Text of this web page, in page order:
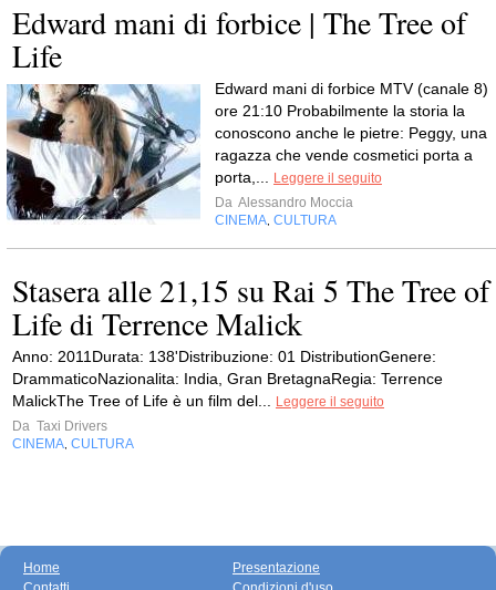
Edward mani di forbice | The Tree of
Life
Edward mani di forbice MTV (canale 8)
ore 21:10 Probabilmente la storia la
conoscono anche le pietre: Peggy, una
ragazza che vende cosmetici porta a
porta,... Leggere il seguito
Da Alessandro Moccia
CINEMA, CULTURA
Stasera alle 21,15 su Rai 5 The Tree of
Life di Terrence Malick
Anno: 2011Durata: 138'Distribuzione: 01 DistributionGenere:
DrammaticoNazionalita: India, Gran BretagnaRegia: Terrence
MalickThe Tree of Life è un film del... Leggere il seguito
Da Taxi Drivers
CINEMA, CULTURA
Home
Presentazione